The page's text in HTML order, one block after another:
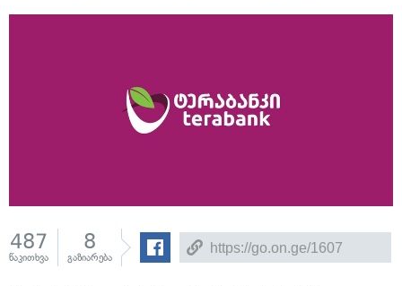
487
წაკითხვა
8
გაზიარება